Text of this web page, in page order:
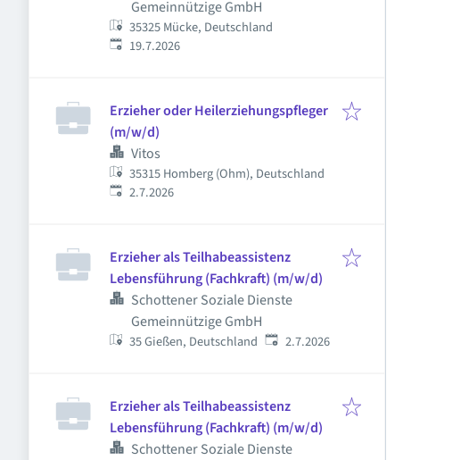
Gemeinnützige GmbH
35325 Mücke, Deutschland
Veröffentlicht
19.7.2026
Erzieher oder Heilerziehungspfleger
(m/w/d)
Vitos
35315 Homberg (Ohm), Deutschland
Veröffentlicht
2.7.2026
Erzieher als Teilhabeassistenz
Lebensführung (Fachkraft) (m/w/d)
Schottener Soziale Dienste
Gemeinnützige GmbH
35 Gießen, Deutschland Veröffentlicht
2.7.2026
Erzieher als Teilhabeassistenz
Lebensführung (Fachkraft) (m/w/d)
Schottener Soziale Dienste